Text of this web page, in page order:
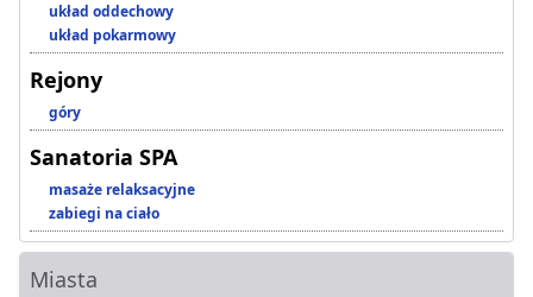
układ oddechowy
układ pokarmowy
Rejony
góry
Sanatoria SPA
masaże relaksacyjne
zabiegi na ciało
Miasta